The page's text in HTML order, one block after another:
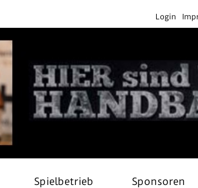
Login
Spielbetrieb Sponsoren